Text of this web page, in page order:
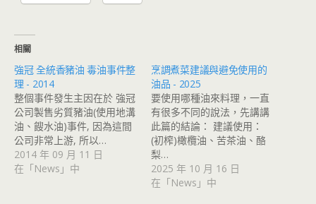
相關
強冠 全統香豬油 毒油事件整
理 - 2014
整個事件發生主因在於 強冠
公司製售劣質豬油(使用地溝
油、餿水油)事件, 因為這間
公司非常上游, 所以…
2014 年 09 月 11 日
在「News」中
烹調煮菜建議與避免使用的
油品 - 2025
要使用哪種油來料理，一直
有很多不同的說法，先講講
此篇的結論： 建議使用：
(初榨)橄欖油、苦茶油、酪
梨…
2025 年 10 月 16 日
在「News」中